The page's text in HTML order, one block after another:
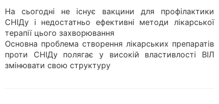
На сьогодні не існує вакцини для профілактики
СНІДу і недостатньо ефективні методи лікарської
терапії цього захворювання
Основна проблема створення лікарських препаратів
проти СНІДу полягає у високій властивлості ВІЛ
змінювати свою структуру